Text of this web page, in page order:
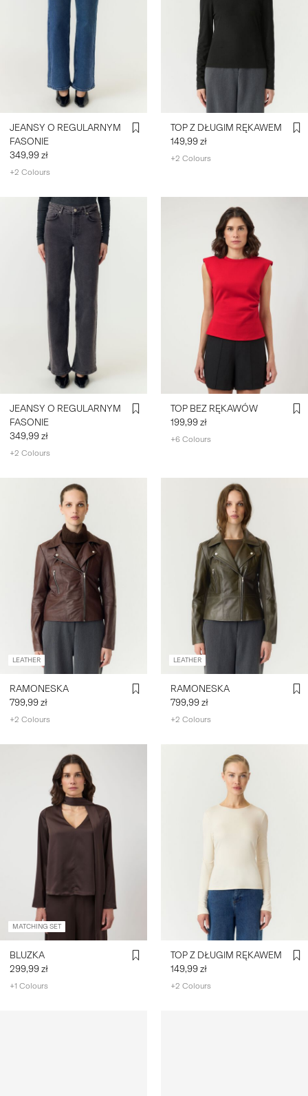
JEANSY O REGULARNYM
FASONIE
349,99 zł
+2 Colours
TOP Z DŁUGIM RĘKAWEM
149,99 zł
+2 Colours
JEANSY O REGULARNYM
FASONIE
349,99 zł
+2 Colours
TOP BEZ RĘKAWÓW
199,99 zł
+6 Colours
LEATHER
RAMONESKA
799,99 zł
+2 Colours
LEATHER
RAMONESKA
799,99 zł
+2 Colours
MATCHING SET
BLUZKA
299,99 zł
+1 Colours
TOP Z DŁUGIM RĘKAWEM
149,99 zł
+2 Colours